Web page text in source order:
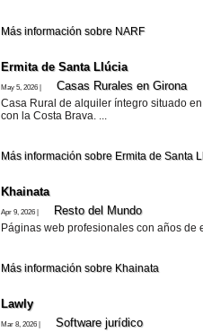
Más información sobre NARF
Ermita de Santa Llúcia
May 5, 2026 | Casas Rurales en Girona
Casa Rural de alquiler íntegro situado
con la Costa Brava. ...
Más información sobre Ermita de Santa
Khainata
Apr 9, 2026 | Resto del Mundo
Páginas web profesionales con años de
Más información sobre Khainata
Lawly
Mar 8, 2026 | Software jurí­dico